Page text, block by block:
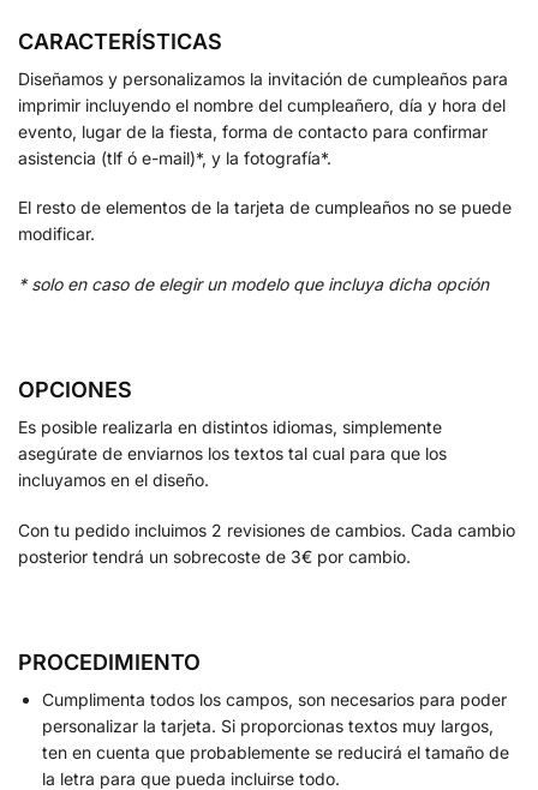
CARACTERÍSTICAS
Diseñamos y personalizamos la invitación de cumpleaños para
imprimir incluyendo el nombre del cumpleañero, día y hora del
evento, lugar de la fiesta, forma de contacto para confirmar
asistencia (tlf ó e-mail)*, y la fotografía*.
El resto de elementos de la tarjeta de cumpleaños no se puede
modificar.
* solo en caso de elegir un modelo que incluya dicha opción
OPCIONES
Es posible realizarla en distintos idiomas, simplemente
asegúrate de enviarnos los textos tal cual para que los
incluyamos en el diseño.
Con tu pedido incluimos 2 revisiones de cambios. Cada cambio
posterior tendrá un sobrecoste de 3€ por cambio.
PROCEDIMIENTO
Cumplimenta todos los campos, son necesarios para poder
personalizar la tarjeta. Si proporcionas textos muy largos,
ten en cuenta que probablemente se reducirá el tamaño de
la letra para que pueda incluirse todo.